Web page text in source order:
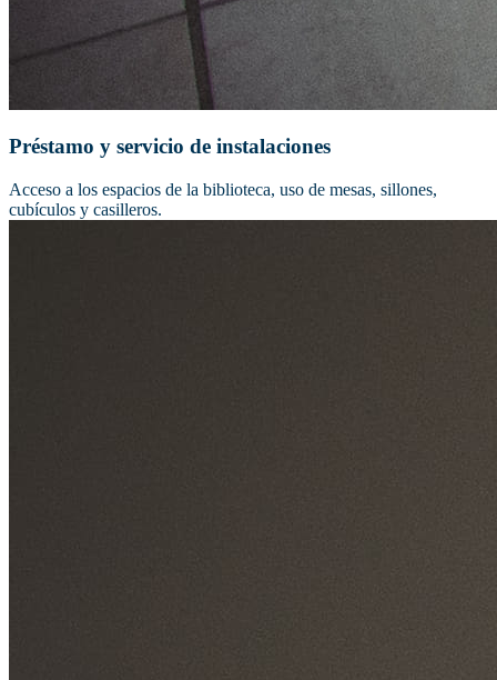
Préstamo y servicio de instalaciones
Acceso a los espacios de la biblioteca, uso de mesas, sillones,
cubículos y casilleros.